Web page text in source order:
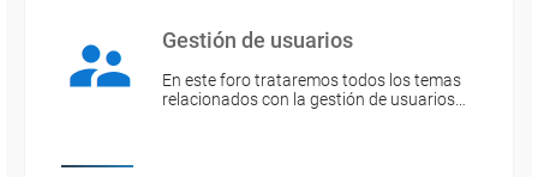
Gestión de usuarios
En este foro trataremos todos los temas
relacionados con la gestión de usuarios…